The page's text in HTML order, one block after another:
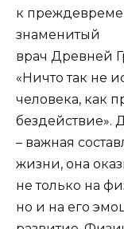
к
знаменитый
врач Древней
«Ничто так не
человека, как
бездействие».
– важная
жизни, она
не только на
но и на его